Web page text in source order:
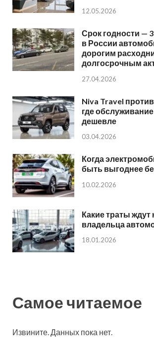
12.05.2026
Срок годности —
в России
дорогим
долгосрочным
27.04.2026
Niva Travel
где
дешевле
03.04.2026
Когда
быть выгоднее
10.02.2026
Какие траты ждут
владельца
18.01.2026
Самое читаемое
Извините. Данных пока нет.